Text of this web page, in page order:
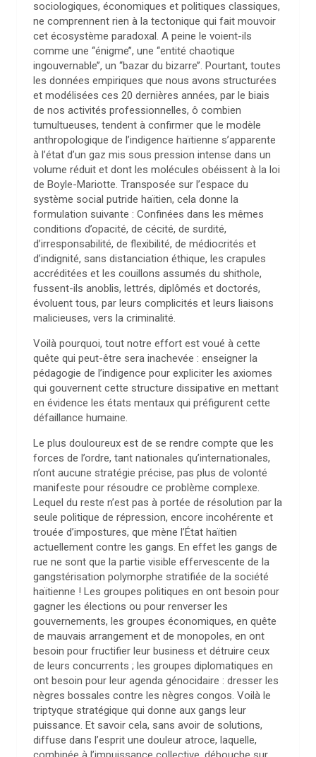
sociologiques, économiques et politiques classiques,
ne comprennent rien à la tectonique qui fait mouvoir
cet écosystème paradoxal. A peine le voient-ils
comme une ‘‘énigme’’, une ‘‘entité chaotique
ingouvernable’’, un ‘‘bazar du bizarre’’. Pourtant, toutes
les données empiriques que nous avons structurées
et modélisées ces 20 dernières années, par le biais
de nos activités professionnelles, ô combien
tumultueuses, tendent à confirmer que le modèle
anthropologique de l’indigence haïtienne s’apparente
à l’état d’un gaz mis sous pression intense dans un
volume réduit et dont les molécules obéissent à la loi
de Boyle-Mariotte. Transposée sur l’espace du
système social putride haïtien, cela donne la
formulation suivante : Confinées dans les mêmes
conditions d’opacité, de cécité, de surdité,
d’irresponsabilité, de flexibilité, de médiocrités et
d’indignité, sans distanciation éthique, les crapules
accréditées et les couillons assumés du shithole,
fussent-ils anoblis, lettrés, diplômés et doctorés,
évoluent tous, par leurs complicités et leurs liaisons
malicieuses, vers la criminalité.
Voilà pourquoi, tout notre effort est voué à cette
quête qui peut-être sera inachevée : enseigner la
pédagogie de l’indigence pour expliciter les axiomes
qui gouvernent cette structure dissipative en mettant
en évidence les états mentaux qui préfigurent cette
défaillance humaine.
Le plus douloureux est de se rendre compte que les
forces de l’ordre, tant nationales qu’internationales,
n’ont aucune stratégie précise, pas plus de volonté
manifeste pour résoudre ce problème complexe.
Lequel du reste n’est pas à portée de résolution par la
seule politique de répression, encore incohérente et
trouée d’impostures, que mène l’État haïtien
actuellement contre les gangs. En effet les gangs de
rue ne sont que la partie visible effervescente de la
gangstérisation polymorphe stratifiée de la société
haïtienne ! Les groupes politiques en ont besoin pour
gagner les élections ou pour renverser les
gouvernements, les groupes économiques, en quête
de mauvais arrangement et de monopoles, en ont
besoin pour fructifier leur business et détruire ceux
de leurs concurrents ; les groupes diplomatiques en
ont besoin pour leur agenda génocidaire : dresser les
nègres bossales contre les nègres congos. Voilà le
triptyque stratégique qui donne aux gangs leur
puissance. Et savoir cela, sans avoir de solutions,
diffuse dans l’esprit une douleur atroce, laquelle,